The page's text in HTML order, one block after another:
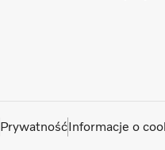
PrywatnośćInformacje o